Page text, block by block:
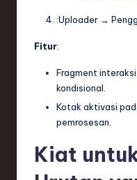
:Uploader →
Fitur:
Fragment
kondisional.
Kotak aktivasi
pemrosesan.
Kiat